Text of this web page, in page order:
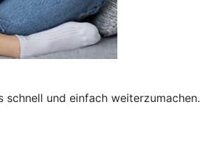
schnell und einfach weiterzumachen.